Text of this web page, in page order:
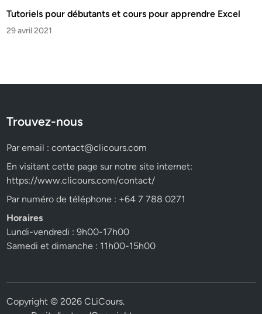
Tutoriels pour débutants et cours pour apprendre Excel
29 avril 2021
Trouvez-nous
Par email :contact@clicours.com
En visitant cette page sur notre site internet:
https://www.clicours.com/contact/
Par numéro de téléphone : +64 7 788 0271
Horaires
Lundi-vendredi : 9h00-17h00
Samedi et dimanche : 11h00-15h00
Copyright © 2026CLiCours.